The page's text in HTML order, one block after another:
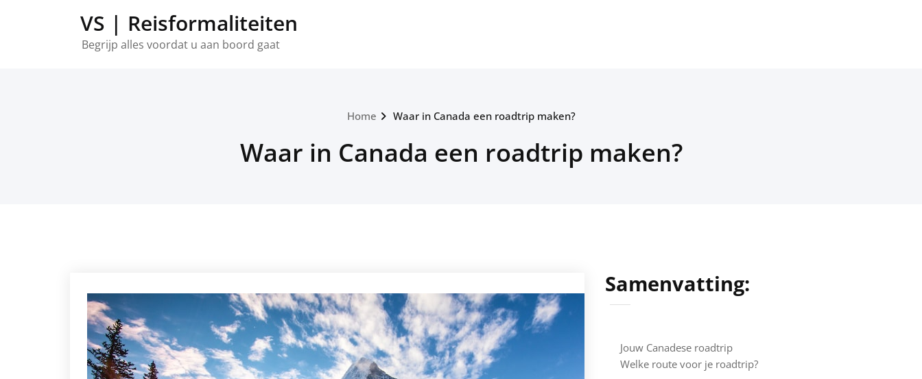
VS | Reisformaliteiten
Begrijp alles voordat u aan boord gaat
Home Waar in Canada een roadtrip maken?
Waar in Canada een roadtrip maken?
Samenvatting:
Jouw Canadese roadtrip
Welke route voor je roadtrip?